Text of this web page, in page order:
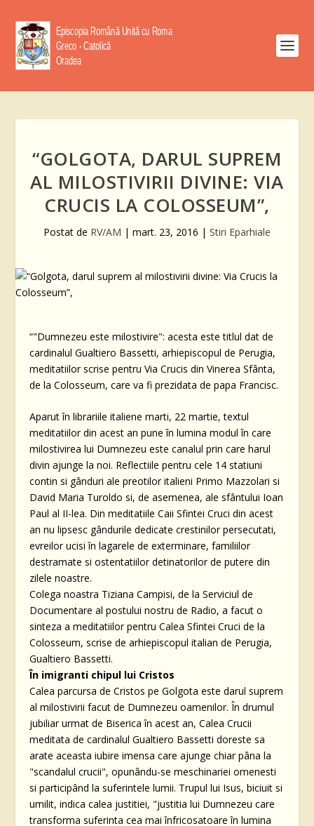
“GOLGOTA, DARUL SUPREM
AL MILOSTIVIRII DIVINE: VIA
CRUCIS LA COLOSSEUM”,
Postat de RV/AM | mart. 23, 2016 | Stiri Eparhiale
“"Dumnezeu este milostivire": acesta este titlul dat de
cardinalul Gualtiero Bassetti, arhiepiscopul de Perugia,
meditatiilor scrise pentru Via Crucis din Vinerea Sfânta,
de la Colosseum, care va fi prezidata de papa Francisc.
Aparut în librariile italiene marti, 22 martie, textul
meditatiilor din acest an pune în lumina modul în care
milostivirea lui Dumnezeu este canalul prin care harul
divin ajunge la noi. Reflectiile pentru cele 14 statiuni
contin si gânduri ale preotilor italieni Primo Mazzolari si
David Maria Turoldo si, de asemenea, ale sfântului Ioan
Paul al II-lea. Din meditatiile Caii Sfintei Cruci din acest
an nu lipsesc gândurile dedicate crestinilor persecutati,
evreilor ucisi în lagarele de exterminare, familiilor
destramate si ostentatiilor detinatorilor de putere din
zilele noastre.
Colega noastra Tiziana Campisi, de la Serviciul de
Documentare al postului nostru de Radio, a facut o
sinteza a meditatiilor pentru Calea Sfintei Cruci de la
Colosseum, scrise de arhiepiscopul italian de Perugia,
Gualtiero Bassetti.
În imigranti chipul lui Cristos
Calea parcursa de Cristos pe Golgota este darul suprem
al milostivirii facut de Dumnezeu oamenilor. În drumul
jubiliar urmat de Biserica în acest an, Calea Crucii
meditata de cardinalul Gualtiero Bassetti doreste sa
arate aceasta iubire imensa care ajunge chiar pâna la
"scandalul crucii", opunându-se meschinariei omenesti
si participând la suferintele lumii. Trupul lui Isus, biciuit si
umilit, indica calea justitiei, "justitia lui Dumnezeu care
transforma suferinta cea mai înfricosatoare în lumina